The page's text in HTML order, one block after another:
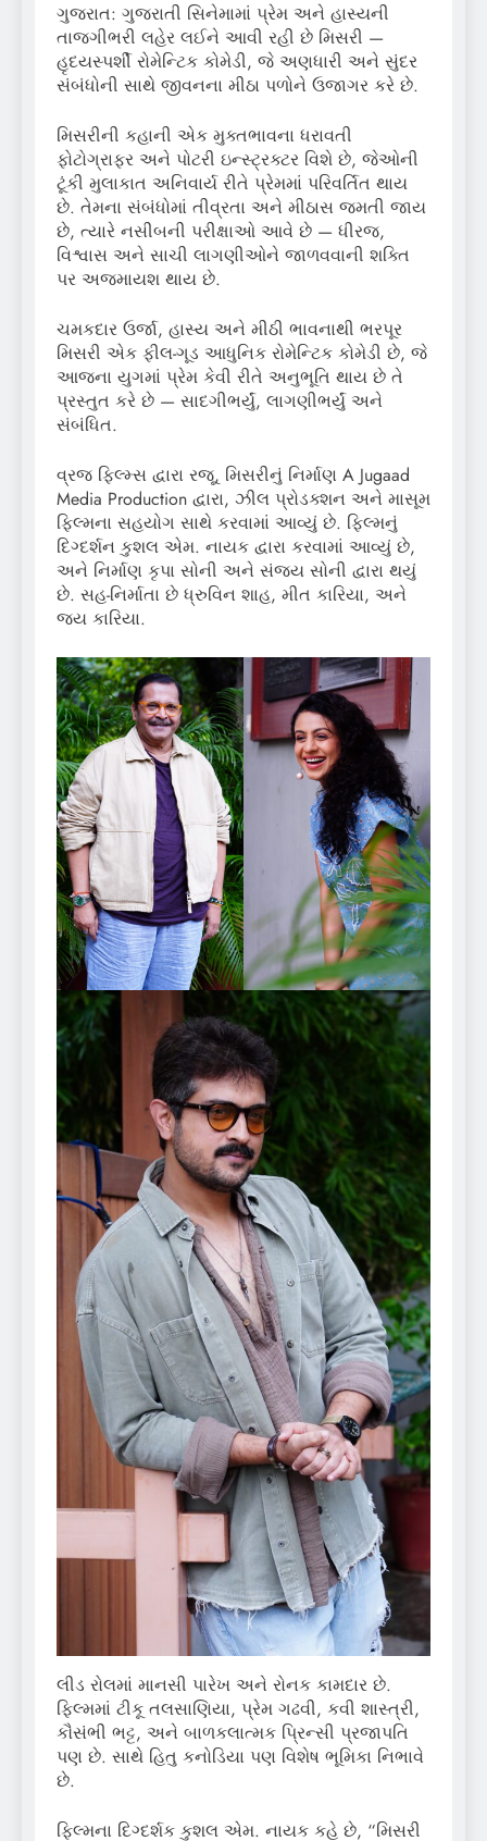
ગુજરાત: ગુજરાતી સિનેમામાં પ્રેમ અને હાસ્યની
તાજગીભરી લહેર લઈને આવી રહી છે મિસરી —
હૃદયસ્પર્શી રોમેન્ટિક કોમેડી, જે અણધારી અને સુંદર
સંબંધોની સાથે જીવનના મીઠા પળોને ઉજાગર કરે છે.
મિસરીની કહાની એક મુક્તભાવના ધરાવતી
ફોટોગ્રાફર અને પોટરી ઇન્સ્ટ્રક્ટર વિશે છે, જેઓની
ટૂંકી મુલાકાત અનિવાર્ય રીતે પ્રેમમાં પરિવર્તિત થાય
છે. તેમના સંબંધોમાં તીવ્રતા અને મીઠાસ જમતી જાય
છે, ત્યારે નસીબની પરીક્ષાઓ આવે છે — ધીરજ,
વિશ્વાસ અને સાચી લાગણીઓને જાળવવાની શક્તિ
પર અજમાયશ થાય છે.
ચમકદાર ઉર્જા, હાસ્ય અને મીઠી ભાવનાથી ભરપૂર
મિસરી એક ફીલ-ગૂડ આધુનિક રોમેન્ટિક કોમેડી છે, જે
આજના યુગમાં પ્રેમ કેવી રીતે અનુભૂતિ થાય છે તે
પ્રસ્તુત કરે છે — સાદગીભર્યું, લાગણીભર્યું અને
સંબંધિત.
વ્રજ ફિલ્મ્સ દ્વારા રજૂ, મિસરીનું નિર્માણ A Jugaad
Media Production દ્વારા, ઝીલ પ્રોડક્શન અને માસૂમ
ફિલ્મના સહયોગ સાથે કરવામાં આવ્યું છે. ફિલ્મનું
દિગ્દર્શન કુશલ એમ. નાયક દ્વારા કરવામાં આવ્યું છે,
અને નિર્માણ કૃપા સોની અને સંજય સોની દ્વારા થયું
છે. સહ-નિર્માતા છે ધ્રુવિન શાહ, મીત કારિયા, અને
જય કારિયા.
લીડ રોલમાં માનસી પારેખ અને રોનક કામદાર છે.
ફિલ્મમાં ટીકૂ તલસાણિયા, પ્રેમ ગઢવી, કવી શાસ્ત્રી,
કૌસંભી ભટ્ટ, અને બાળકલાત્મક પ્રિન્સી પ્રજાપતિ
પણ છે. સાથે હિતુ કનોડિયા પણ વિશેષ ભૂમિકા નિભાવે
છે.
ફિલ્મના દિગ્દર્શક કુશલ એમ. નાયક કહે છે, “મિસરી